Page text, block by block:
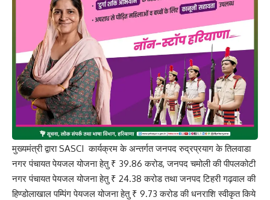
मुख्यमंत्री द्वारा SASCI कार्यक्रम के अन्तर्गत जनपद रुद्रप्रयाग के तिलवाडा
नगर पंचायत पेयजल योजना हेतु ₹ 39.86 करोड, जनपद चमोली की पीपलकोटी
नगर पंचायत पेयजल योजना हेतु ₹ 24.38 करोड तथा जनपद टिहरी गढ़वाल की
हिण्डोलाखाल पम्पिंग पेयजल योजना हेतु ₹ 9.73 करोड की धनराशि स्वीकृत किये